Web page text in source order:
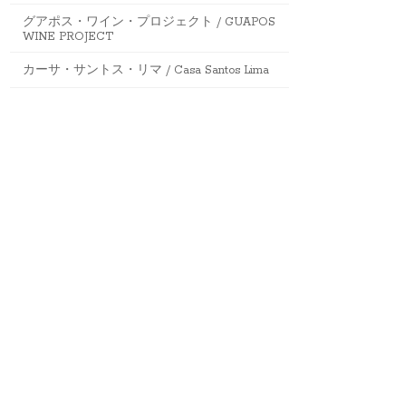
グアポス・ワイン・プロジェクト / GUAPOS
WINE PROJECT
カーサ・サントス・リマ / Casa Santos Lima